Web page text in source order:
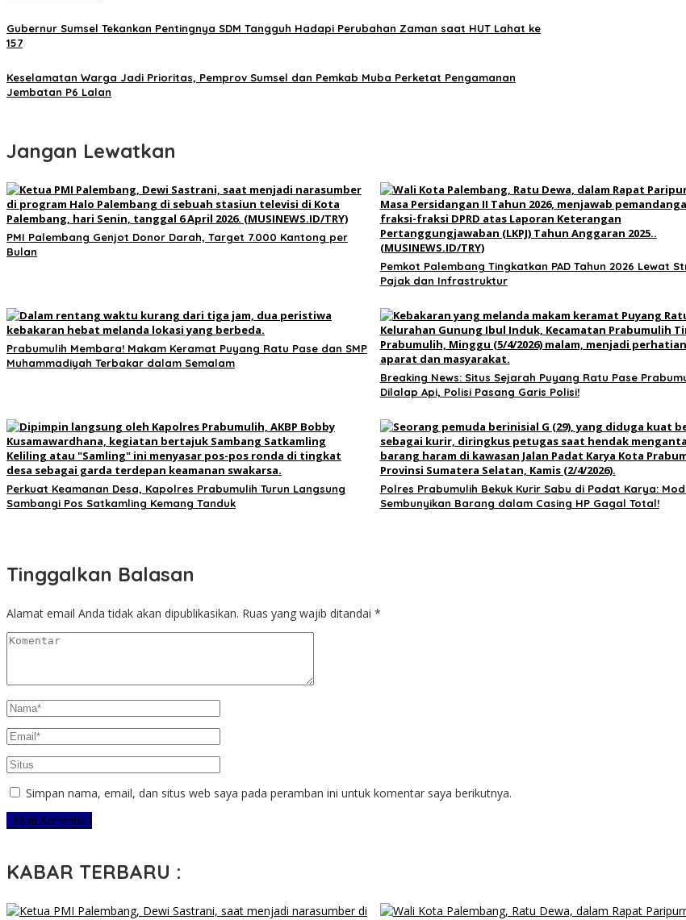
Gubernur Sumsel Tekankan Pentingnya SDM Tangguh Hadapi Perubahan Zaman saat HUT Lahat ke
157
Keselamatan Warga Jadi Prioritas, Pemprov Sumsel dan Pemkab Muba Perketat Pengamanan
Jembatan P6 Lalan
Jangan Lewatkan
PMI Palembang Genjot Donor Darah, Target 7.000 Kantong per
Bulan
Pemkot Palembang Tingkatkan PAD Tahun 2026 Lewat
Pajak dan Infrastruktur
Prabumulih Membara! Makam Keramat Puyang Ratu Pase dan SMP
Muhammadiyah Terbakar dalam Semalam
Breaking News: Situs Sejarah Puyang Ratu Pase
Dilalap Api, Polisi Pasang Garis Polisi!
Perkuat Keamanan Desa, Kapolres Prabumulih Turun Langsung
Sambangi Pos Satkamling Kemang Tanduk
Polres Prabumulih Bekuk Kurir Sabu di Padat Karya:
Sembunyikan Barang dalam Casing HP Gagal Total!
Tinggalkan Balasan
Alamat email Anda tidak akan dipublikasikan. Ruas yang wajib ditandai *
Simpan nama, email, dan situs web saya pada peramban ini untuk komentar saya berikutnya.
KABAR TERBARU :